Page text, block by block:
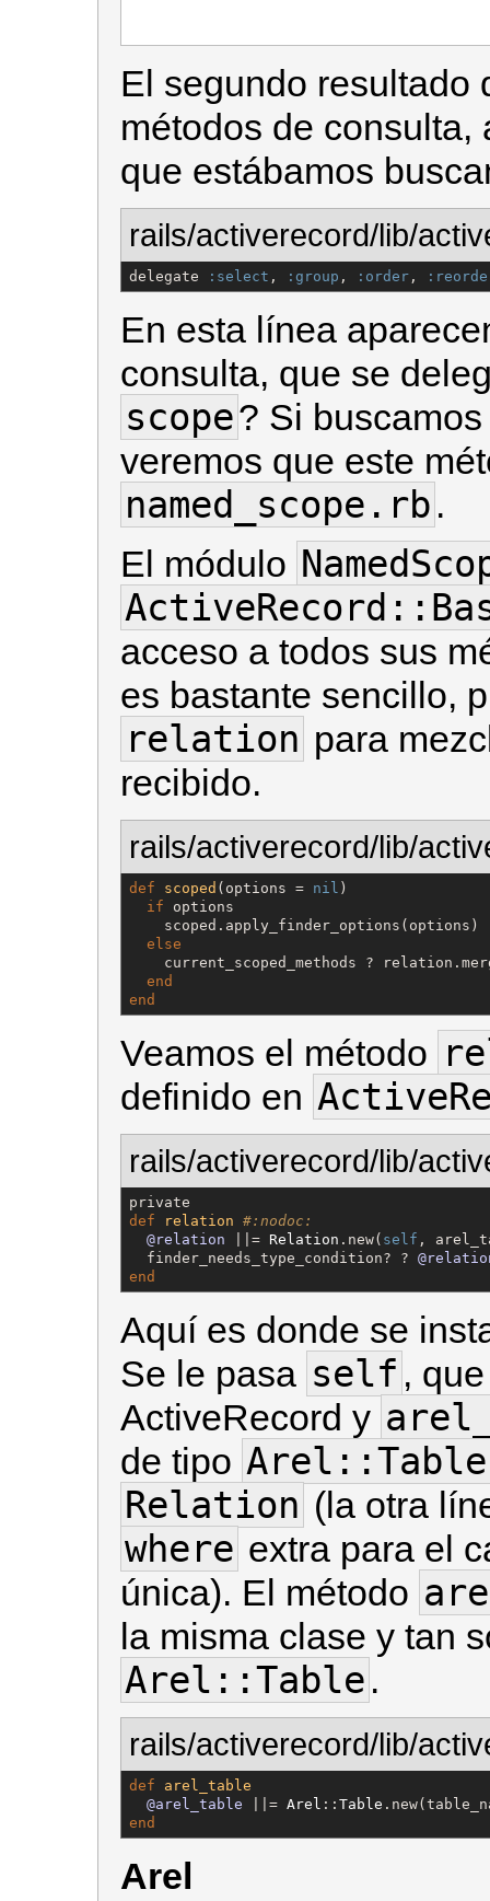
El segundo resultado
métodos de
que estábamos
rails/activerecord/lib/
delegate :select , :group , :order ,
En esta línea
consulta, que se
scope? Si
veremos que este
named_scope.rb .
El módulo
acceso a todos sus
es bastante sencillo,
relation para
recibido.
rails/activerecord/lib/
def scoped (options = nil )
if options
    scoped.apply_finder_options(options)
else
current_scoped_methods ?
end
end
Veamos el método
definido en
rails/activerecord/lib/
def
relation #:nodoc:
@relation ||= Relation .new( self ,
  finder_needs_type_condition? ?
end
Aquí es donde se
Se le pasa self ,
ActiveRecord y
de tipo Arel::Table
Relation (la otra
where extra para el
única). El método
la misma clase y tan
Arel::Table .
rails/activerecord/lib/
def
arel_table
@arel_table ||= Arel :: Table
end
Arel